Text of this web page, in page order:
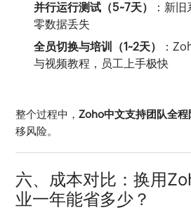
并行运行测试（5~7天）
：新
零数据丢失
全员切换与培训（1~2天）
：
与视频教程，员工上手极快
整个过程中，Zoho中文支持团队全程
移风险。
六、成本对比：换用
业一年能省多少？